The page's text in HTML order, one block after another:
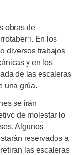
obras de
En los
diversos trabajos
y en los
de las escaleras
una grúa.
se irán
de molestar lo
Algunos
reservados a
las escaleras